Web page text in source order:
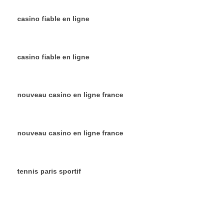
casino fiable en ligne
casino fiable en ligne
nouveau casino en ligne france
nouveau casino en ligne france
tennis paris sportif